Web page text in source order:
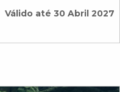
Válido até 30 Abril 2027